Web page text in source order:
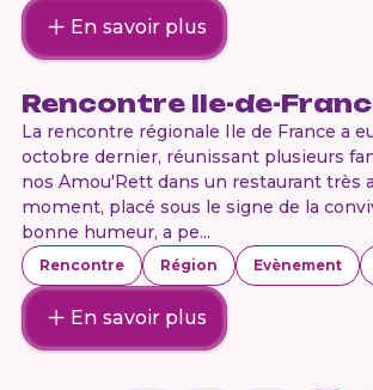
En savoir plus
Rencontre Ile-de-
La rencontre régionale Ile de France a
octobre dernier, réunissant plusieurs
nos Amou'Rett dans un restaurant très
moment, placé sous le signe de la
bonne humeur, a pe...
Rencontre Région Evènement
En savoir plus